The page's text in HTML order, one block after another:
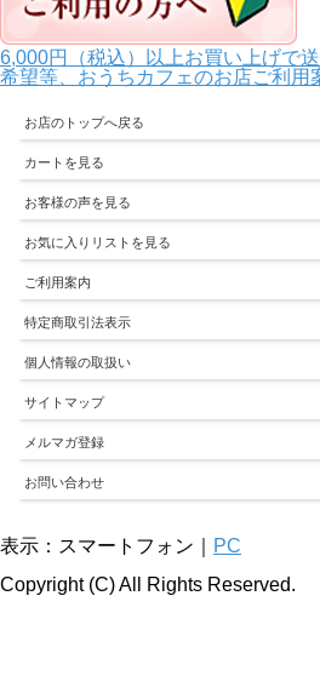
6,000円（税込）以上お買い上げで
希望等、おうちカフェのお店ご利用
お店のトップへ戻る
カートを見る
お客様の声を見る
お気に入りリストを見る
ご利用案内
特定商取引法表示
個人情報の取扱い
サイトマップ
メルマガ登録
お問い合わせ
表示：スマートフォン｜
PC
Copyright (C) All Rights Reserved.